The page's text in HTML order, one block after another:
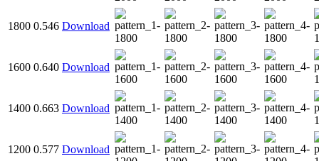
1800 0.546 Download
1600 0.640 Download
1400 0.663 Download
1200 0.577 Download